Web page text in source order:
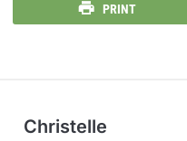
PRINT
Christelle